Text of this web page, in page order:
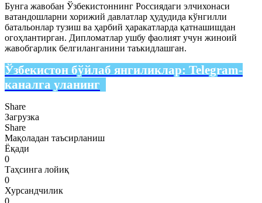
Бунга жавобан Ўзбекистоннинг Россиядаги элчихонаси
ватандошларни хорижий давлатлар ҳудудида кўнгилли
батальонлар тузиш ва ҳарбий ҳаракатларда қатнашишдан
огоҳлантирган. Дипломатлар ушбу фаолият учун жиноий
жавобгарлик белгиланганини таъкидлашган.
Ўзбекистон бўйлаб янгиликлар: Telegram-
каналга уланинг
Share
Загрузка
Share
Мақоладан таъсирланиш
Ёқади
0
Таҳсинга лойиқ
0
Хурсандчилик
0